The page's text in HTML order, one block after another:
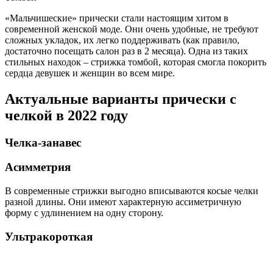
«Мальчишеские» прически стали настоящим хитом в
современной женской моде. Они очень удобные, не требуют
сложных укладок, их легко поддерживать (как правило,
достаточно посещать салон раз в 2 месяца). Одна из таких
стильных находок – стрижка томбой, которая смогла покорить
сердца девушек и женщин во всем мире.
Актуальные варианты прически с
челкой в 2022 году
Челка-занавес
Асимметрия
В современные стрижки выгодно вписываются косые челки
разной длины. Они имеют характерную ассиметричную
форму с удлинением на одну сторону.
Ультракороткая